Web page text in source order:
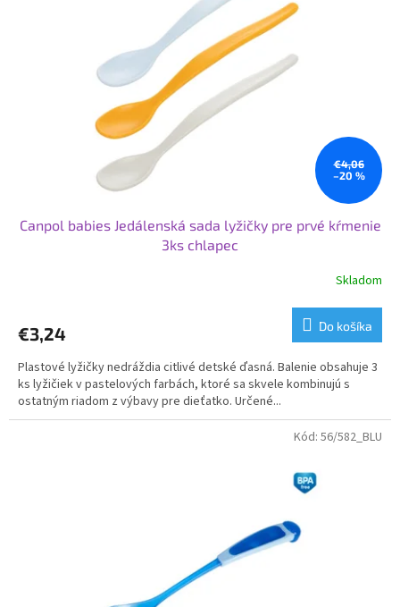
€4,06
–20 %
Canpol babies Jedálenská sada lyžičky pre prvé kŕmenie
3ks chlapec
Skladom
€3,24 Do košíka
Plastové lyžičky nedráždia citlivé detské ďasná. Balenie obsahuje 3
ks lyžičiek v pastelových farbách, ktoré sa skvele kombinujú s
ostatným riadom z výbavy pre dieťatko. Určené...
Kód: 56/582_BLU